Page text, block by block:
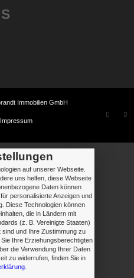
Immobilien GmbH
Impressum
auf unserer Webseite.
uns helfen, diese Webseite
Daten können
personalisierte Anzeigen und
Diese Technologien können
die in Ländern mit
(z. B. Vereinigte Staaten)
und Ihre Zustimmung zu
Ihre Erziehungsberechtigten
die Verwendung Ihrer Daten
zu widerrufen, finden Sie in